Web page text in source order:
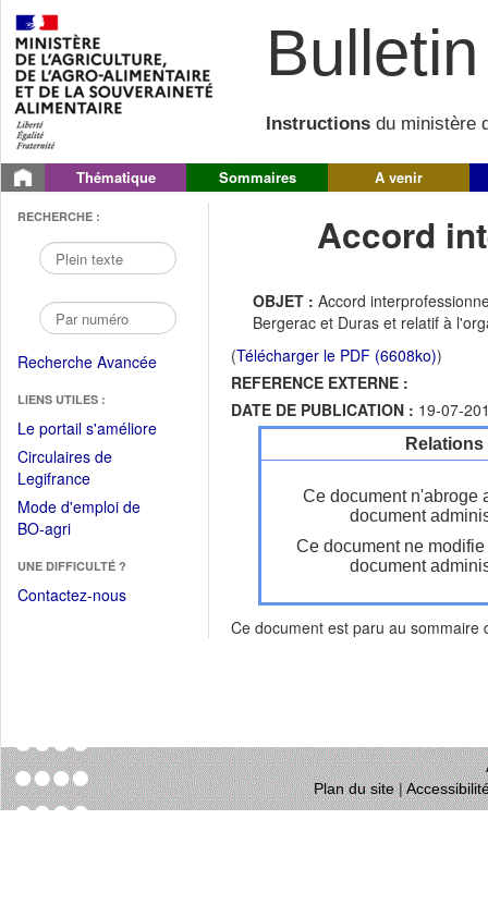
Instructions du ministère
Thématique Sommaires A venir
RECHERCHE :
Recherche Avancée
LIENS UTILES :
Le portail s'améliore(Fichier
Circulaires de
Legifrance(Ouvrir
dans
une
fenêtre)
Mode d'emploi de
BO-agri(Ouvrir
une
nouvelle
UNE DIFFICULTÉ ?
Contactez-nous
Accord
OBJET : Accord
Bergerac et Duras et relatif à
(Télécharger le PDF (6608ko))
REFERENCE EXTERNE :
DATE DE PUBLICATION : 19-07-
Ce document n'abroge
document
Ce document ne
document
Ce document est paru au sommaire
Plan du site|